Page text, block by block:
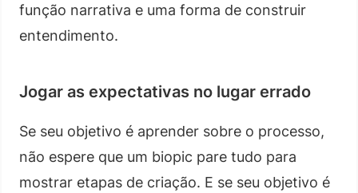
função narrativa e uma forma de construir
entendimento.
Jogar as expectativas no lugar errado
Se seu objetivo é aprender sobre o processo,
não espere que um biopic pare tudo para
mostrar etapas de criação. E se seu objetivo é